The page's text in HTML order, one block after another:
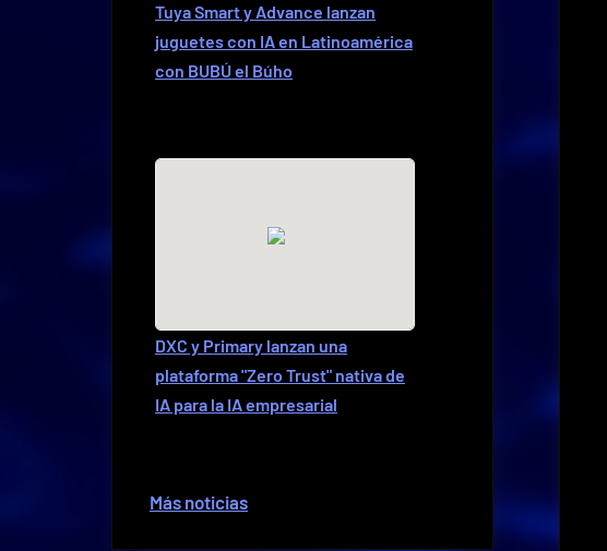
Tuya Smart y Advance lanzan
juguetes con IA en Latinoamérica
con BUBÚ el Búho
DXC y Primary lanzan una
plataforma "Zero Trust" nativa de
IA para la IA empresarial
Más noticias